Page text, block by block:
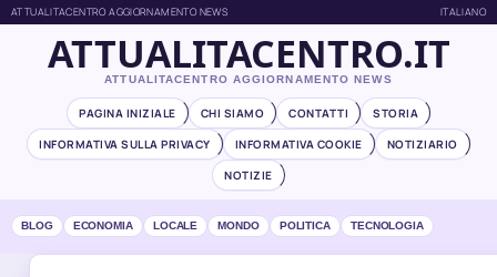
ATTUALITACENTRO AGGIORNAMENTO NEWS ITALIANO
ATTUALITACENTRO.IT
ATTUALITACENTRO AGGIORNAMENTO NEWS
PAGINA INIZIALE CHI SIAMO CONTATTI
STORIA
INFORMATIVA SULLA PRIVACY
INFORMATIVA COOKIE
NOTIZIARIO
NOTIZIE
BLOG ECONOMIA LOCALE MONDO POLITICA TECNOLOGIA